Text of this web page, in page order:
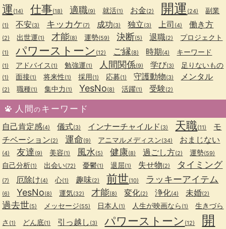
運 (14) 仕事(18) 適職(9) 就活(1) お金(2) 開運 (24) 副業
(1) 不安(3) キッカケ(7) 成功(3) 独立(3) 上司 (4) 働き方
(2) 出世運(1) 才能(8) 運勢(59) 決断(5) 退職(2) プロジェクト
(1) パワーストーン (12) ご縁(8) 時期(4) キーワード
(1) アドバイス (1) 勉強運(1) 人間関係(9) 学び(3) 足りないもの
(1) 面接(1) 将来性(1) 採用(1) 応募(1) 守護動物(3) メンタル
(2) 職種(1) 集中力 (1) YesNo(8) 活躍(1) 受験(2)
人間のキーワード
自己肯定感(4) 儀式(3) インナーチャイルド (3) 天職(11)
モ
チベーション(2) 運命(9) アニマルメディスン(34) おまじない
(4) 友達 (9) 美容(1) 風水(5) 健康(8) 過ごし方(2) 運勢(59)
自己分析(1) 出会い(72) 憂鬱(1) 退屈(1) 失せ物(2) タイミング
(7) 厄除け(4) 心(1) 趣味(2) 前世(10) ラッキーアイテム
(6) YesNo(8) 運気(32) 才能(8) 変化(2) 浄化(4) 未婚(2)
過去世(5) メッセージ(55) 日本人 (1) 人生が映画なら (1)
生きづら
さ (1) どん底(1) 引っ越し (3) パワーストーン (12)
開